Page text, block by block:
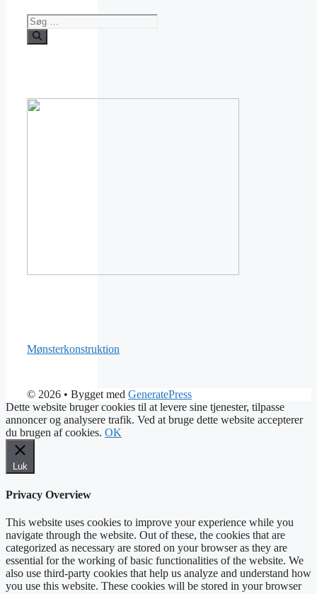
Søg
efter:
Mønsterkonstruktion
© 2026 • Bygget med GeneratePress
Dette website bruger cookies til at levere sine tjenester, tilpasse
annoncer og analysere trafik. Ved at bruge dette website accepterer
du brugen af cookies. OK
Luk
Privacy Overview
This website uses cookies to improve your experience while you
navigate through the website. Out of these, the cookies that are
categorized as necessary are stored on your browser as they are
essential for the working of basic functionalities of the website. We
also use third-party cookies that help us analyze and understand how
you use this website. These cookies will be stored in your browser